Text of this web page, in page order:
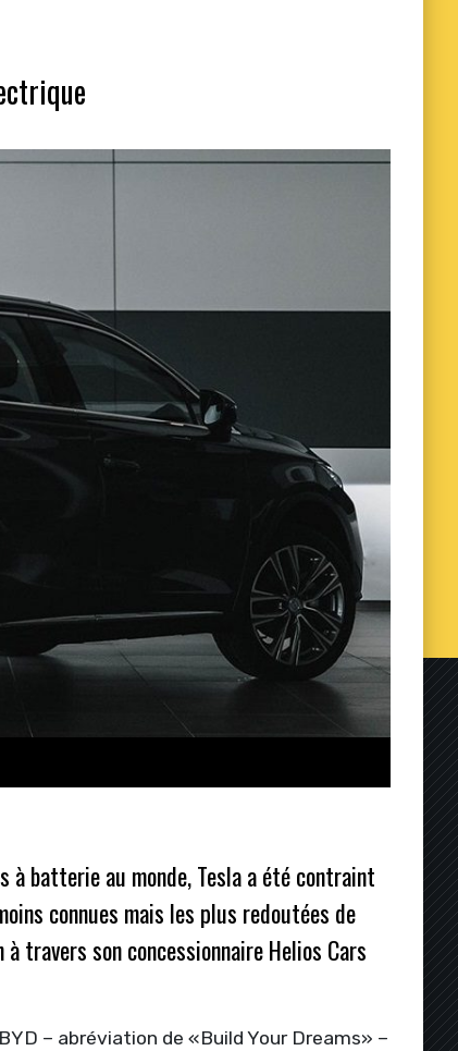
batterie au monde, Tesla a été contraint
connues mais les plus redoutées de
travers son concessionnaire Helios Cars
– abréviation de «Build Your Dreams» –